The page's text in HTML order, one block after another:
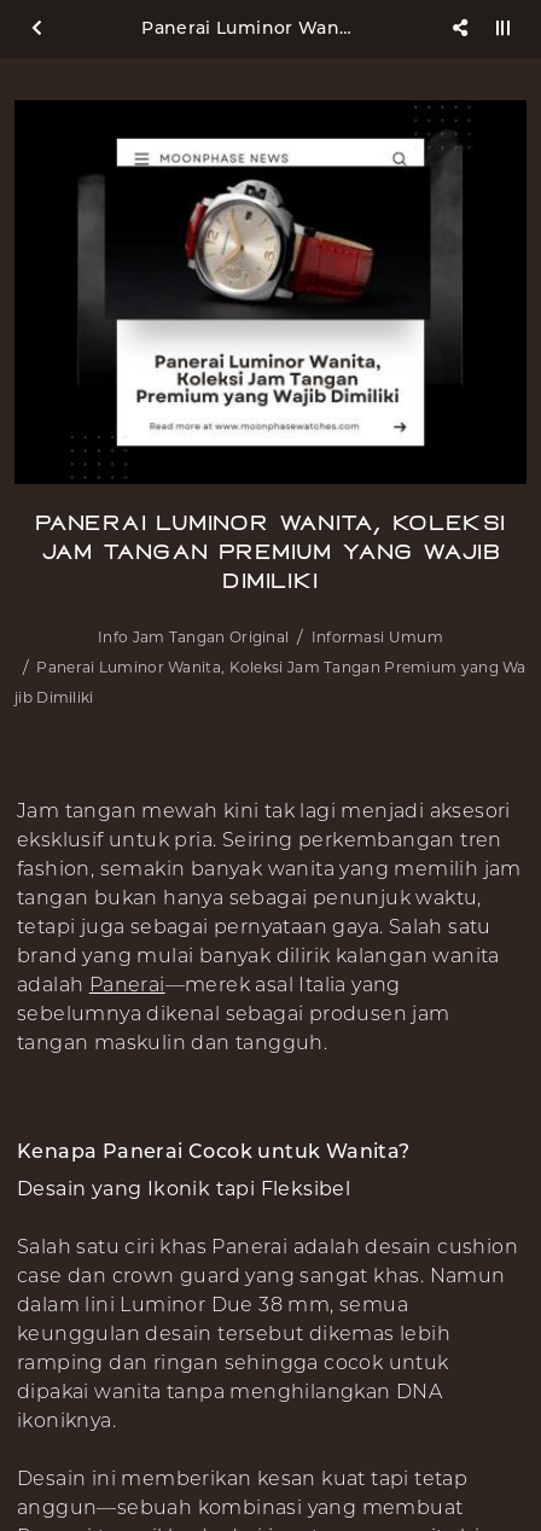
Panerai Luminor Wanita, Koleksi Jam Tangan Premium yang Wajib Dimiliki
Panerai Luminor Wanita, Koleksi
Jam Tangan Premium yang Wajib
Dimiliki
Info Jam Tangan Original
Informasi Umum
Panerai Luminor Wanita, Koleksi Jam Tangan Premium yang Wa
jib Dimiliki
Jam tangan mewah kini tak lagi menjadi aksesori
eksklusif untuk pria. Seiring perkembangan tren
fashion, semakin banyak wanita yang memilih jam
tangan bukan hanya sebagai penunjuk waktu,
tetapi juga sebagai pernyataan gaya. Salah satu
brand yang mulai banyak dilirik kalangan wanita
adalah Panerai—merek asal Italia yang
sebelumnya dikenal sebagai produsen jam
tangan maskulin dan tangguh.
Kenapa Panerai Cocok untuk Wanita?
Desain yang Ikonik tapi Fleksibel
Salah satu ciri khas Panerai adalah desain cushion
case dan crown guard yang sangat khas. Namun
dalam lini Luminor Due 38 mm, semua
keunggulan desain tersebut dikemas lebih
ramping dan ringan sehingga cocok untuk
dipakai wanita tanpa menghilangkan DNA
ikoniknya.
Desain ini memberikan kesan kuat tapi tetap
anggun—sebuah kombinasi yang membuat